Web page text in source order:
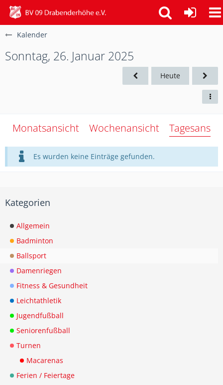
Kalender
Sonntag, 26. Januar 2025
Heute
Monatsansicht Wochenansicht
Es wurden keine Einträge gefunden.
Kategorien
Allgemein
Badminton
Ballsport
Damenriegen
Fitness & Gesundheit
Leichtathletik
Jugendfußball
Seniorenfußball
Turnen
Macarenas
Ferien / Feiertage